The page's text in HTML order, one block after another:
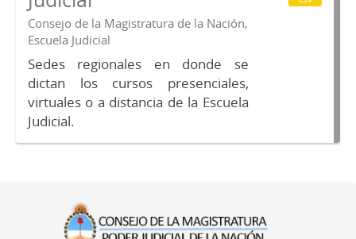
Consejo de la Magistratura de la Nación,
Escuela Judicial
Sedes regionales en donde se
dictan los cursos presenciales,
virtuales o a distancia de la Escuela
Judicial.